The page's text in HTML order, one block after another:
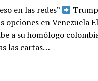
en las redes”
opciones en Venezuela
a su homólogo
las cartas…